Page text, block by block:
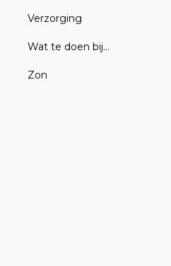
Verzorging
Wat te doen bij…
Zon